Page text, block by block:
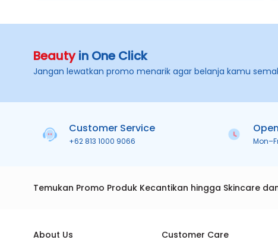
Beautyin One Click
Jangan lewatkan promo menarik agar belanja kamu
Customer Service
+62 813 1000 9066
Temukan Promo Produk Kecantikan hingga Skincare
About Us Customer Care